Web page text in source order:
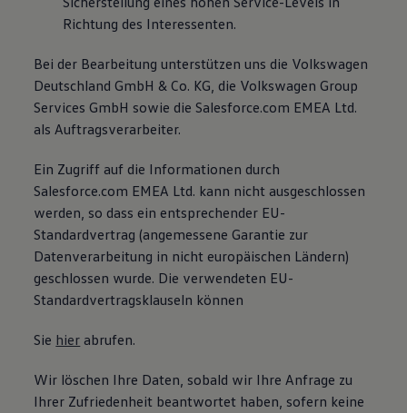
Richtung des Interessenten.
Bei der Bearbeitung unterstützen uns die Volkswagen
Deutschland GmbH & Co. KG, die Volkswagen Group
Services GmbH sowie die Salesforce.com EMEA Ltd.
als Auftragsverarbeiter.
Ein Zugriff auf die Informationen durch
Salesforce.com EMEA Ltd. kann nicht ausgeschlossen
werden, so dass ein entsprechender EU-
Standardvertrag (angemessene Garantie zur
Datenverarbeitung in nicht europäischen Ländern)
geschlossen wurde. Die verwendeten EU-
Standardvertragsklauseln können
Sie hier abrufen.
Wir löschen Ihre Daten, sobald wir Ihre Anfrage zu
Ihrer Zufriedenheit beantwortet haben, sofern keine